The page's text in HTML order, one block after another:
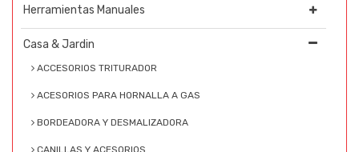
Herramientas Manuales
Casa & Jardin
ACCESORIOS TRITURADOR
ACESORIOS PARA HORNALLA A GAS
BORDEADORA Y DESMALIZADORA
CANILLAS Y ACESORIOS